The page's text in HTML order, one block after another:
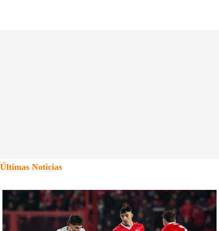
Últimas Noticias